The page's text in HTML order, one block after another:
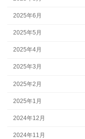
2025年6月
2025年5月
2025年4月
2025年3月
2025年2月
2025年1月
2024年12月
2024年11月